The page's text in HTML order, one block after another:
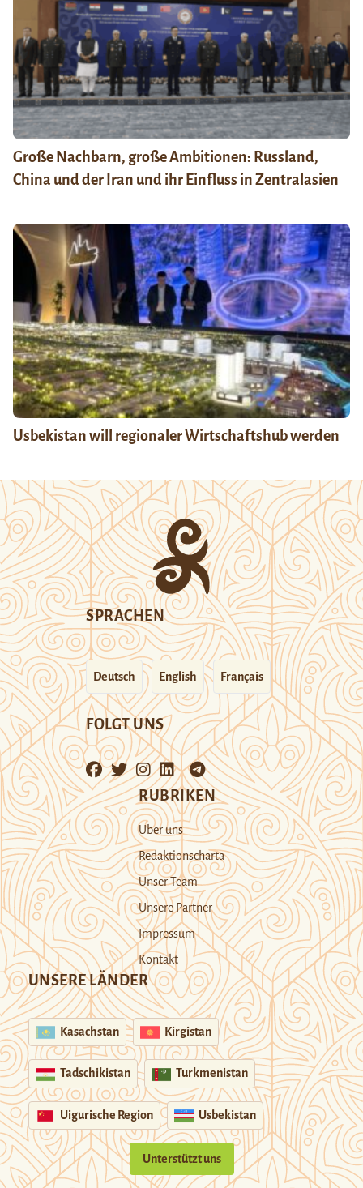
Große Nachbarn, große Ambitionen: Russland,
China und der Iran und ihr Einfluss in Zentralasien
Usbekistan will regionaler Wirtschaftshub werden
SPRACHEN
Deutsch English Français
FOLGT UNS
RUBRIKEN
Über uns
Redaktionscharta
Unser Team
Unsere Partner
Impressum
Kontakt
UNSERE LÄNDER
Kasachstan Kirgistan
Tadschikistan Turkmenistan
Uigurische Region Usbekistan
Unterstützt uns